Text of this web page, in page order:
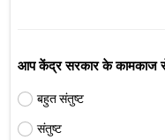
आप केंद्र सरकार के कामकाज
बहुत संतुष्ट
संतुष्ट